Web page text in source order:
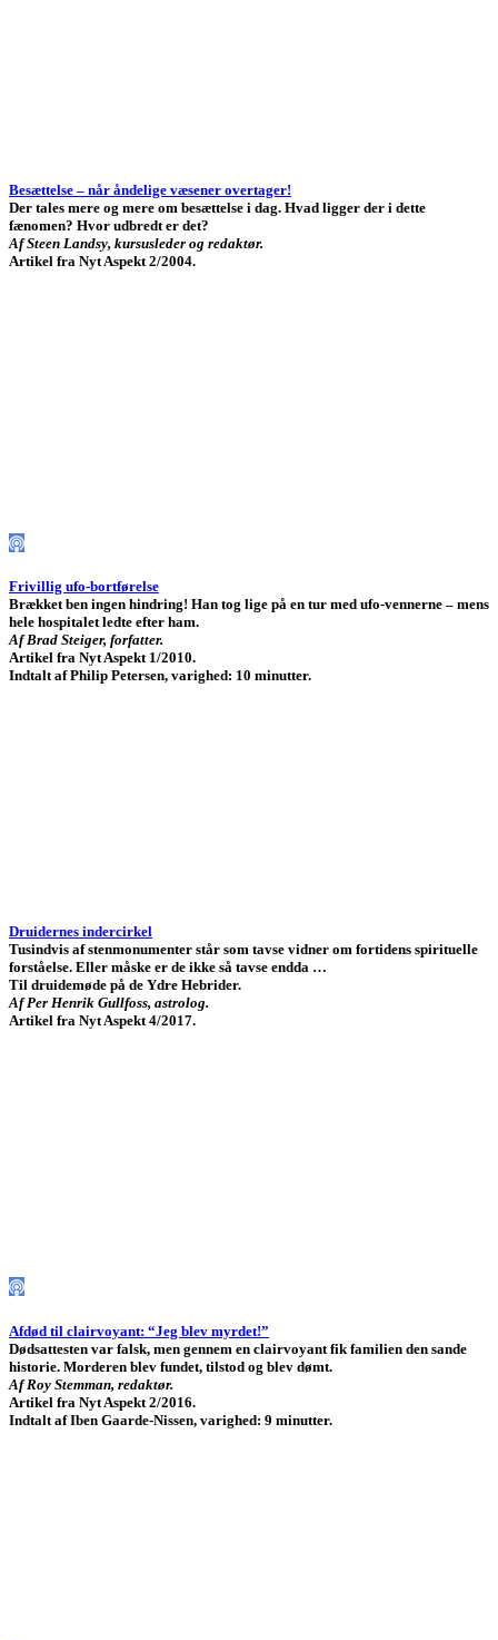
Besættelse – når åndelige væsener overtager!
Der tales mere og mere om besættelse i dag. Hvad ligger der i dette
fænomen? Hvor udbredt er det?
Af Steen Landsy, kursusleder og redaktør.
Artikel fra Nyt Aspekt 2/2004.
Frivillig ufo-bortførelse
Brækket ben ingen hindring! Han tog lige på en tur med ufo-vennerne – mens
hele hospitalet ledte efter ham.
Af Brad Steiger, forfatter.
Artikel fra Nyt Aspekt 1/2010.
Indtalt af Philip Petersen, varighed: 10 minutter.
Druidernes indercirkel
Tusindvis af stenmonumenter står som tavse vidner om fortidens spirituelle
forståelse. Eller måske er de ikke så tavse endda …
Til druidemøde på de Ydre Hebrider.
Af Per Henrik Gullfoss, astrolog.
Artikel fra Nyt Aspekt 4/2017.
Afdød til clairvoyant: “Jeg blev myrdet!”
Dødsattesten var falsk, men gennem en clairvoyant fik familien den sande
historie. Morderen blev fundet, tilstod og blev dømt.
Af Roy Stemman, redaktør.
Artikel fra Nyt Aspekt 2/2016.
Indtalt af Iben Gaarde-Nissen, varighed: 9 minutter.